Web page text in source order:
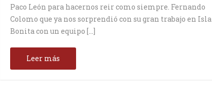
Paco León para hacernos reir como siempre. Fernando
Colomo que ya nos sorprendió con su gran trabajo en Isla
Bonita con un equipo […]
Leer más